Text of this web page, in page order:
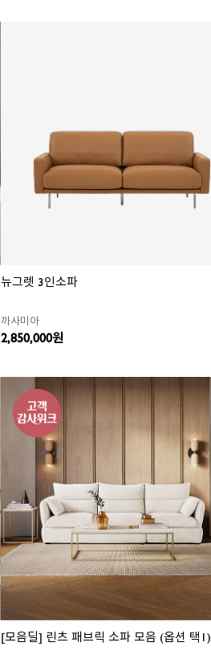
뉴그렛 3인소파
까사미아
2,850,000원
[모음딜] 린츠 패브릭 소파 모음 (옵션 택1)